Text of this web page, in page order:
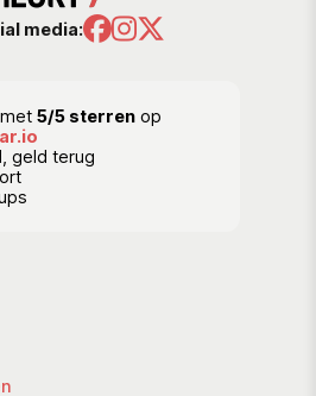
media:
5/5 sterrenop
geld terug